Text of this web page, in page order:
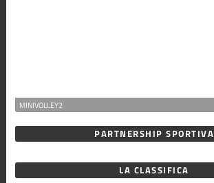
MINIVOLLEY2
PARTNERSHIP SPORTIVA
LA CLASSIFICA